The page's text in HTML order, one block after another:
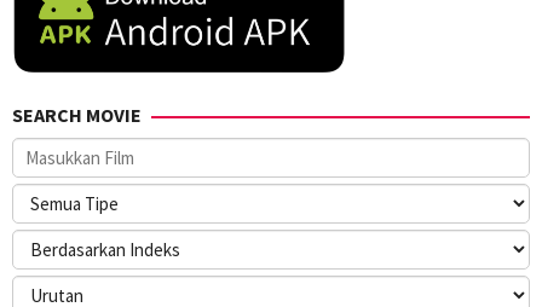
SEARCH MOVIE